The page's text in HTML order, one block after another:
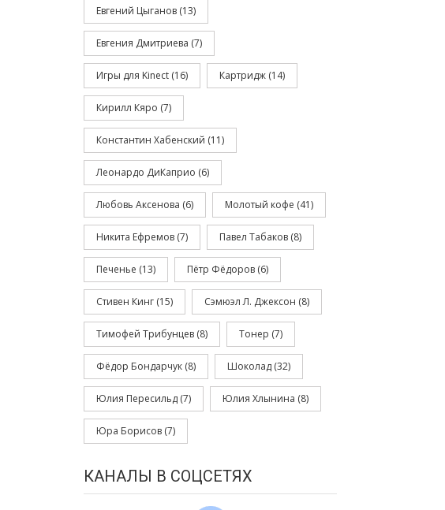
Евгений Цыганов (13)
Евгения Дмитриева (7)
Игры для Kinect (16) Картридж (14)
Кирилл Кяро (7)
Константин Хабенский (11)
Леонардо ДиКаприо (6)
Любовь Аксенова (6) Молотый кофе (41)
Никита Ефремов (7) Павел Табаков (8)
Печенье (13) Пётр Фёдоров (6)
Стивен Кинг (15) Сэмюэл Л. Джексон (8)
Тимофей Трибунцев (8) Тонер (7)
Фёдор Бондарчук (8) Шоколад (32)
Юлия Пересильд (7) Юлия Хлынина (8)
Юра Борисов (7)
КАНАЛЫ В СОЦСЕТЯХ